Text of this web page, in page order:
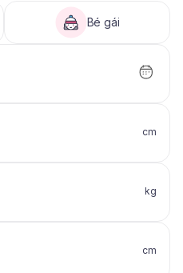
Bé gái
cm
kg
cm